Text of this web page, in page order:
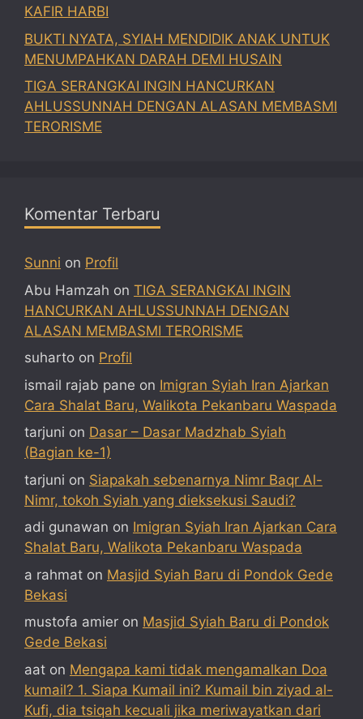
KAFIR HARBI
BUKTI NYATA, SYIAH MENDIDIK ANAK UNTUK
MENUMPAHKAN DARAH DEMI HUSAIN
TIGA SERANGKAI INGIN HANCURKAN
AHLUSSUNNAH DENGAN ALASAN MEMBASMI
TERORISME
Komentar Terbaru
Sunni on Profil
Abu Hamzah on TIGA SERANGKAI INGIN
HANCURKAN AHLUSSUNNAH DENGAN
ALASAN MEMBASMI TERORISME
suharto on Profil
ismail rajab pane on Imigran Syiah Iran Ajarkan
Cara Shalat Baru, Walikota Pekanbaru Waspada
tarjuni on Dasar – Dasar Madzhab Syiah
(Bagian ke-1)
tarjuni on Siapakah sebenarnya Nimr Baqr Al-
Nimr, tokoh Syiah yang dieksekusi Saudi?
adi gunawan on Imigran Syiah Iran Ajarkan Cara
Shalat Baru, Walikota Pekanbaru Waspada
a rahmat on Masjid Syiah Baru di Pondok Gede
Bekasi
mustofa amier on Masjid Syiah Baru di Pondok
Gede Bekasi
aat on Mengapa kami tidak mengamalkan Doa
kumail? 1. Siapa Kumail ini? Kumail bin ziyad al-
Kufi, dia tsiqah kecuali jika meriwayatkan dari